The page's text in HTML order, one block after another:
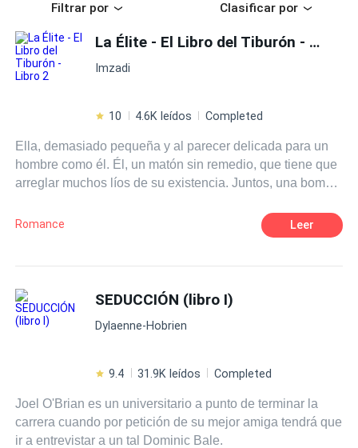
Filtrar por Clasificar por
La Élite - El Libro del Tiburón - Libro 2
Imzadi
10 4.6K leídos Completed
Ella, demasiado pequeña y al parecer delicada para un
hombre como él. Él, un matón sin remedio, que tiene que
arreglar muchos líos de su existencia. Juntos, una bomba
su alrededor. Dos caminos en ascenso y descenso, un
mundo nuevo para ella, y para él un equilibrio en su caos.
Romance Leer
SEDUCCIÓN (libro I)
Dylaenne-Hobrien
9.4 31.9K leídos Completed
Joel O'Brian es un universitario a punto de terminar la
carrera cuando por petición de su mejor amiga tendrá que
ir a entrevistar a un tal Dominic Bale.